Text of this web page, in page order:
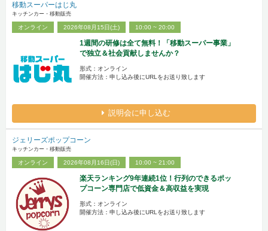
移動スーパーはじ丸
キッチンカー・移動販売
オンライン 2026年08月15日(土) 10:00 ~ 20:00
1週間の研修は全て無料！「移動スーパー事業」
で独立＆社会貢献しませんか？
形式：オンライン
開催方法：申し込み後にURLをお送り致します
説明会に申し込む
ジェリーズポップコーン
キッチンカー・移動販売
オンライン 2026年08月16日(日) 10:00 ~ 21:00
楽天ランキング9年連続1位！行列のできるポッ
プコーン専門店で低資金＆高収益を実現
形式：オンライン
開催方法：申し込み後にURLをお送り致します